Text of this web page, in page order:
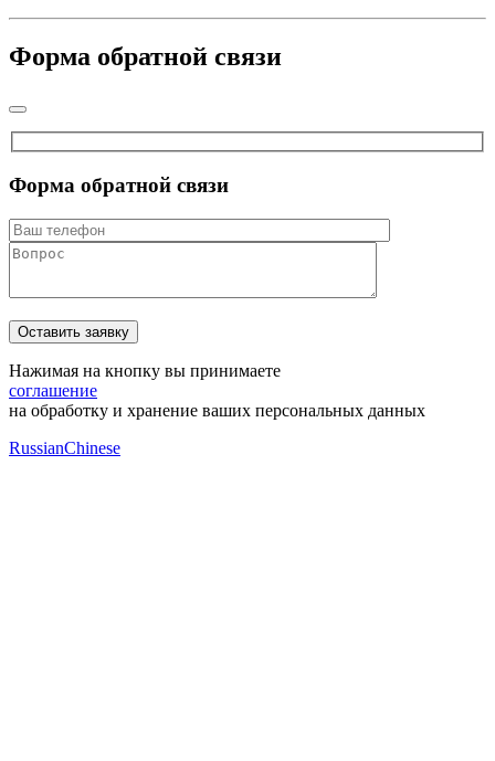
Форма обратной связи
Форма обратной связи
Нажимая на кнопку вы принимаете
соглашение
на обработку и хранение ваших персональных данных
RussianChinese